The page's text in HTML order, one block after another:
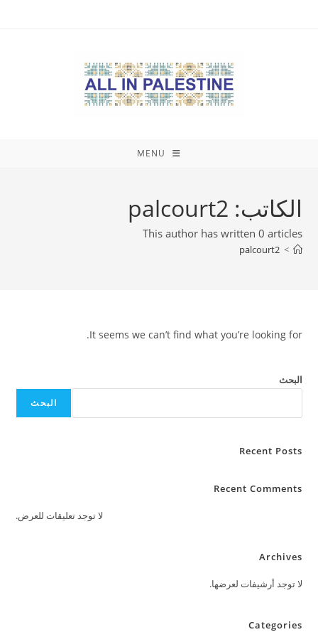
MENU
الكاتب: palcourt2
This author has written 0 articles
>
palcourt2
It seems we can’t find what you’re looking for.
البحث
البحث
Recent Posts
Recent Comments
لا توجد تعليقات للعرض.
Archives
لا توجد أرشيفات لعرضها.
Categories